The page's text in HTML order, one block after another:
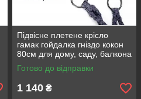
Підвісне плетене крісло
гамак гойдалка гніздо кокон
80см для дому, саду, балкона
та тераси
Готово до відправки
1 140 ₴